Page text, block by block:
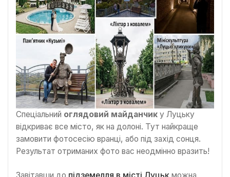
Спеціальний оглядовий майданчик у Луцьку
відкриває все місто, як на долоні. Тут найкраще
замовити фотосесію вранці, або під захід сонця.
Результат отриманих фото вас неодмінно вразить!